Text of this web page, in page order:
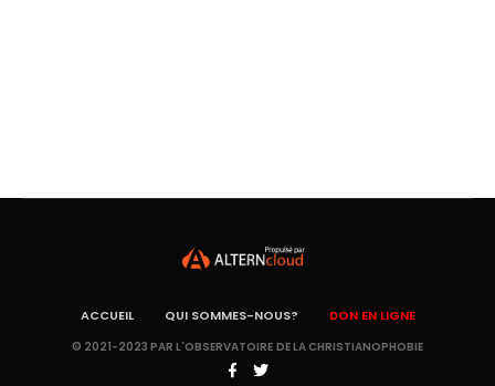
ACCUEIL QUI SOMMES-NOUS? DON EN LIGNE
© 2021-2023 PAR L'OBSERVATOIRE DE LA CHRISTIANOPHOBIE